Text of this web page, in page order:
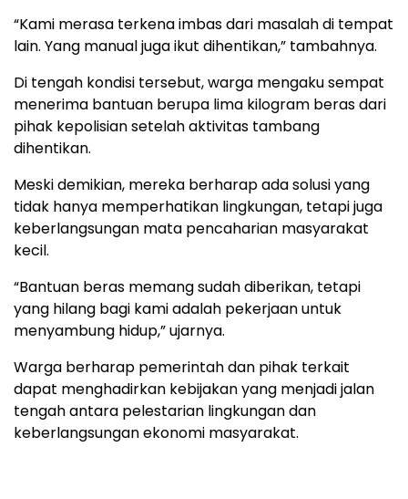
“Kami merasa terkena imbas dari masalah di tempat
lain. Yang manual juga ikut dihentikan,” tambahnya.
Di tengah kondisi tersebut, warga mengaku sempat
menerima bantuan berupa lima kilogram beras dari
pihak kepolisian setelah aktivitas tambang
dihentikan.
Meski demikian, mereka berharap ada solusi yang
tidak hanya memperhatikan lingkungan, tetapi juga
keberlangsungan mata pencaharian masyarakat
kecil.
“Bantuan beras memang sudah diberikan, tetapi
yang hilang bagi kami adalah pekerjaan untuk
menyambung hidup,” ujarnya.
Warga berharap pemerintah dan pihak terkait
dapat menghadirkan kebijakan yang menjadi jalan
tengah antara pelestarian lingkungan dan
keberlangsungan ekonomi masyarakat.